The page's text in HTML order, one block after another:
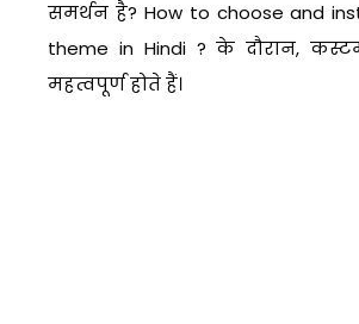
समर्थन है? How to choose and
theme in Hindi ? के दौरान,
महत्वपूर्ण होते हैं।